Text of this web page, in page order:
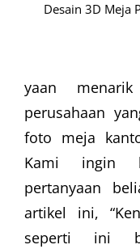
Desain 3D Meja
yaan
perusahaan
foto meja
Kami ingin
pertanyaan
artikel ini,
seperti ini